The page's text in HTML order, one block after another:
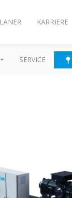
KARRIERE
SERVICE